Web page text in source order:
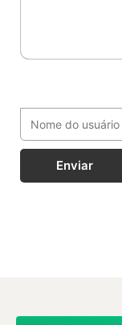
Enviar